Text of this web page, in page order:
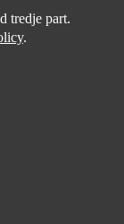
tredje part.
.